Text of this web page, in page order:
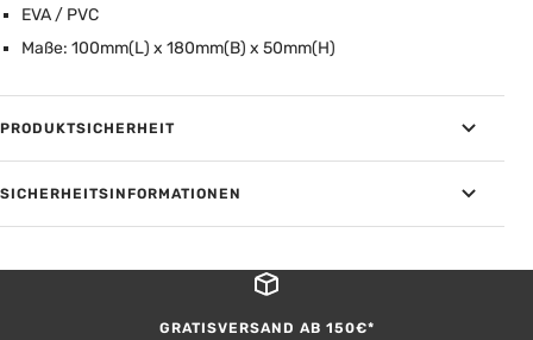
EVA / PVC
Maße: 100mm(L) x 180mm(B) x 50mm(H)
PRODUKTSICHERHEIT
SICHERHEITSINFORMATIONEN
GRATISVERSAND AB 150€*